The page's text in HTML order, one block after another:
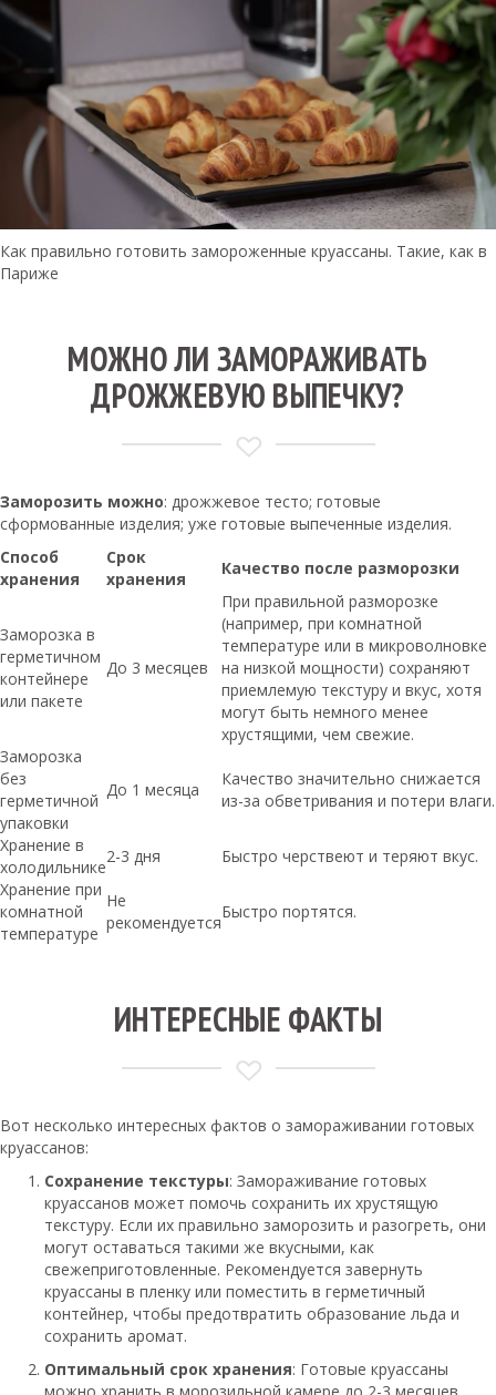
Как правильно готовить замороженные круассаны. Такие, как в
Париже
МОЖНО ЛИ ЗАМОРАЖИВАТЬ
ДРОЖЖЕВУЮ ВЫПЕЧКУ?
Заморозить можно: дрожжевое тесто; готовые
сформованные изделия; уже готовые выпеченные изделия.
Способ
хранения
Срок
хранения
Качество после разморозки
Заморозка в
герметичном
контейнере
или пакете
До 3 месяцев
При правильной разморозке
(например, при комнатной
температуре или в микроволновке
на низкой мощности) сохраняют
приемлемую текстуру и вкус, хотя
могут быть немного менее
хрустящими, чем свежие.
Заморозка
без
герметичной
упаковки
До 1 месяца
Качество значительно снижается
из-за обветривания и потери влаги.
Хранение в
холодильнике
2-3 дня
Быстро черствеют и теряют вкус.
Хранение при
комнатной
температуре
Не
рекомендуется
Быстро портятся.
ИНТЕРЕСНЫЕ ФАКТЫ
Вот несколько интересных фактов о замораживании готовых
круассанов:
Сохранение текстуры: Замораживание готовых
круассанов может помочь сохранить их хрустящую
текстуру. Если их правильно заморозить и разогреть, они
могут оставаться такими же вкусными, как
свежеприготовленные. Рекомендуется завернуть
круассаны в пленку или поместить в герметичный
контейнер, чтобы предотвратить образование льда и
сохранить аромат.
Оптимальный срок хранения: Готовые круассаны